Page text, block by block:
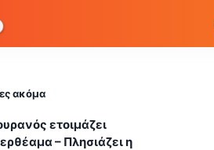
ακόμα
ετοιμάζει
– Πλησιάζει η